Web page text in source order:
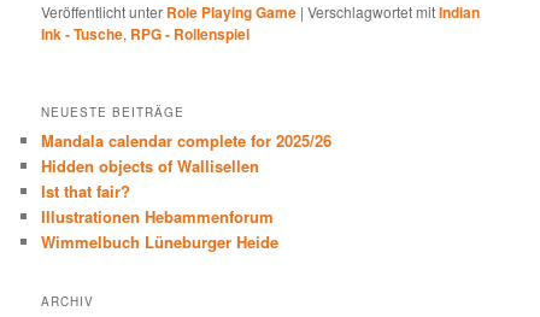
Veröffentlicht unter Role Playing Game |Verschlagwortet mitIndian
Ink - Tusche, RPG - Rollenspiel
NEUESTE BEITRÄGE
Mandala calendar complete for 2025/26
Hidden objects of Wallisellen
Ist that fair?
Illustrationen Hebammenforum
Wimmelbuch Lüneburger Heide
ARCHIV